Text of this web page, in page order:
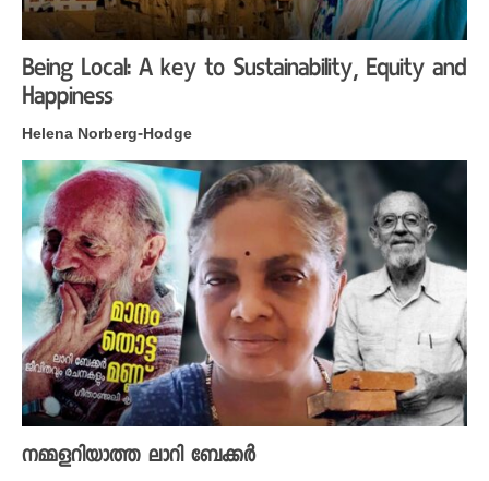
Being Local: A key to Sustainability, Equity and
Happiness
Helena Norberg-Hodge
നമ്മളറിയാത്ത ലാറി ബേക്കർ